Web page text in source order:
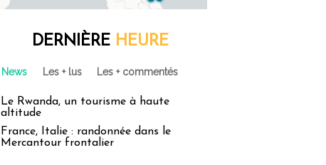
DERNIÈRE HEURE
News Les + lus Les + commentés
Le Rwanda, un tourisme à haute
altitude
France, Italie : randonnée dans le
Mercantour frontalier